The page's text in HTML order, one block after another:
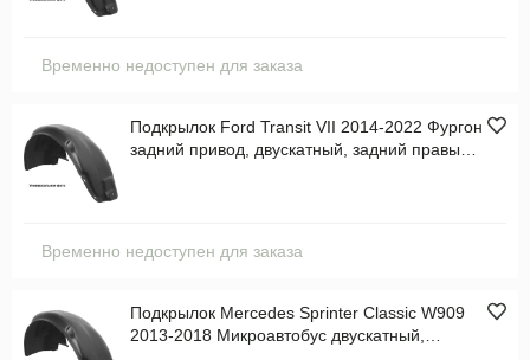
Временно недоступен для заказа
Подкрылок Ford Transit VII 2014-2022 Фургон
задний привод, двускатный, задний правый,
Временно недоступен для заказа
Подкрылок Mercedes Sprinter Classic W909
2013-2018 Микроавтобус двускатный,